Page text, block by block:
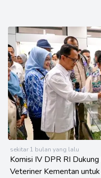
sekitar 1 bulan yang lalu
Komisi IV DPR RI
Veteriner Kementan